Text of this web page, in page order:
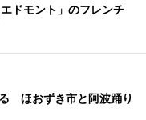
ドモント」のフレンチ
ほおずき市と阿波踊り